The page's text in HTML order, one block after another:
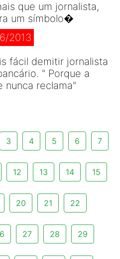
que um jornalista,
um símbolo�
2013
fácil demitir jornalista
" Porque a
nunca reclama"
3 4 5 6 7
12 13 14 15
20 21 22
27 28 29